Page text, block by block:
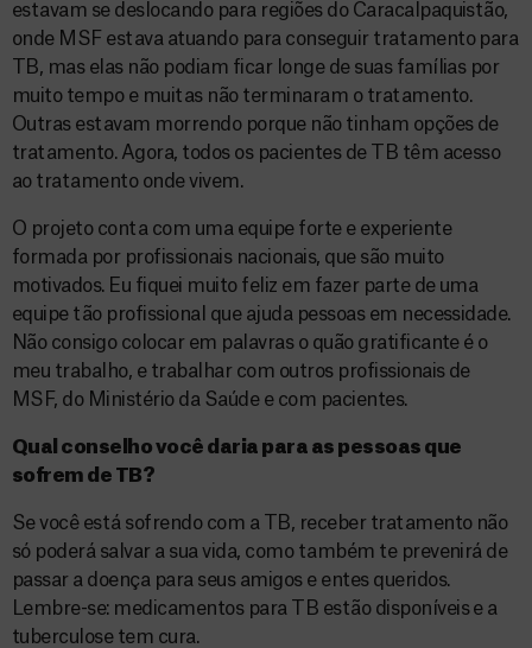
estavam se deslocando para regiões do Caracalpaquistão,
onde MSF estava atuando para conseguir tratamento para
TB, mas elas não podiam ficar longe de suas famílias por
muito tempo e muitas não terminaram o tratamento.
Outras estavam morrendo porque não tinham opções de
tratamento. Agora, todos os pacientes de TB têm acesso
ao tratamento onde vivem.
O projeto conta com uma equipe forte e experiente
formada por profissionais nacionais, que são muito
motivados. Eu fiquei muito feliz em fazer parte de uma
equipe tão profissional que ajuda pessoas em necessidade.
Não consigo colocar em palavras o quão gratificante é o
meu trabalho, e trabalhar com outros profissionais de
MSF, do Ministério da Saúde e com pacientes.
Qual conselho você daria para as pessoas que
sofrem de TB?
Se você está sofrendo com a TB, receber tratamento não
só poderá salvar a sua vida, como também te prevenirá de
passar a doença para seus amigos e entes queridos.
Lembre-se: medicamentos para TB estão disponíveis e a
tuberculose tem cura.